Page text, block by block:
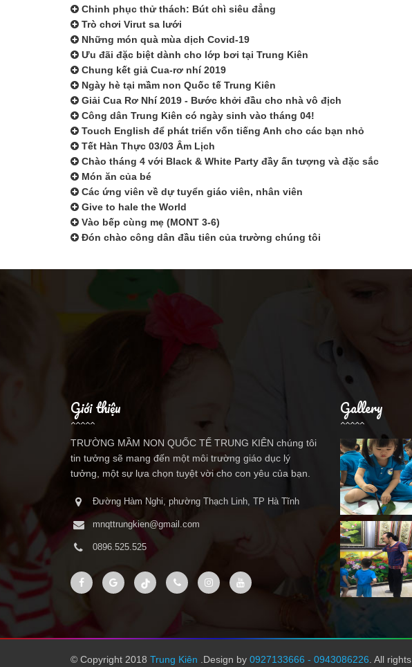
Chinh phục thử thách: Bút chì siêu đẳng
Trò chơi Virut sa lưới
Những món quà mùa dịch Covid-19
Ưu đãi đặc biệt dành cho lớp bơi tại Trung Kiên
Chung kết giả Cua-rơ nhí 2019
Ngày hè tại mầm non Quốc tế Trung Kiên
Giải Cua Rơ Nhí 2019 - Bước khởi đầu cho nhà vô địch
Công dân Trung Kiên có ngày sinh vào tháng 04!
Touch English để phát triển vốn tiếng Anh cho các bạn nhỏ
Tết Hàn Thực 03/03 Âm Lịch
Chào tháng 4 với Black & White Party đầy ấn tượng và đặc sắc
Món ăn của bé
Các ứng viên về dự tuyển giáo viên, nhân viên
Give to hale the World
Vào bếp cùng mẹ (MONT 3-6)
Đón chào công dân đầu tiên của trường chúng tôi
Giới thiệu
TRƯỜNG MẦM NON QUỐC TẾ TRUNG KIÊN chúng tôi
tin tưởng sẽ mang đến một môi trường giáo dục lý
tưởng, một sự lựa chọn tuyệt vời cho con yêu của bạn.
Đường Hàm Nghi, phường Thạch Linh, TP Hà Tĩnh
mnqttrungkien@gmail.com
0896.525.525
Gallery
© Copyright 2018 Trung Kiên .Design by 0927133666 - 0943086226 . All rights